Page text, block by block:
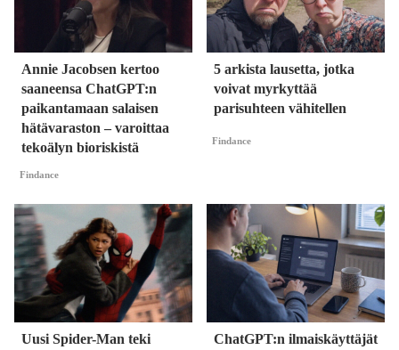
Annie Jacobsen kertoo
saaneensa ChatGPT:n
paikantamaan salaisen
hätävaraston – varoittaa
tekoälyn bioriskistä
Findance
5 arkista lausetta, jotka
voivat myrkyttää
parisuhteen vähitellen
Findance
Uusi Spider-Man teki
ChatGPT:n ilmaiskäyttäjät